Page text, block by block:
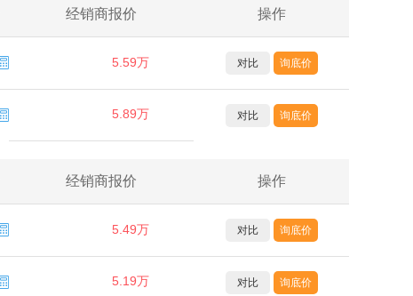
经销商报价 操作
5.59万 对比 询底价
5.89万 对比 询底价
经销商报价 操作
5.49万 对比 询底价
5.19万 对比 询底价